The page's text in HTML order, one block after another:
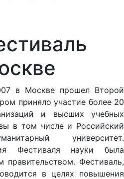
в Москве прошел Второй
приняло участие более 20
и высших учебных
в том числе и Российский
университет.
Фестиваля науки была
Фестиваль,
в целях повышения